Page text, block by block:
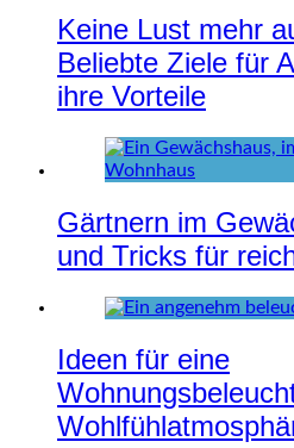
Keine Lust mehr
Beliebte Ziele für
ihre Vorteile
Gärtnern im
und Tricks für
Ideen für eine